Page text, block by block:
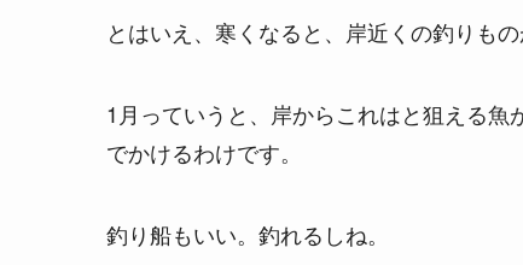
とはいえ、寒くなると、岸近くの釣りもの
1月っていうと、岸からこれはと狙える
でかけるわけです。
釣り船もいい。釣れるしね。